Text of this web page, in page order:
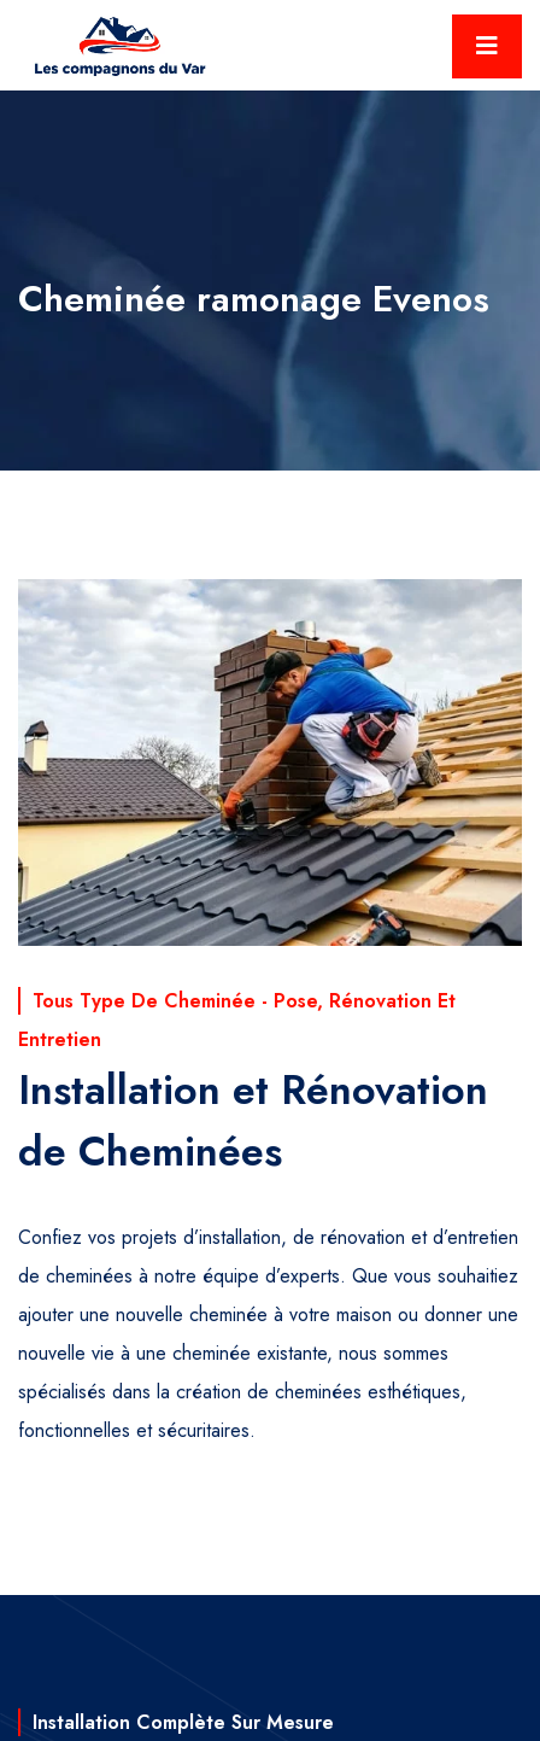
Cheminée ramonage Evenos
Tous Type De Cheminée - Pose, Rénovation Et
Entretien
Installation et Rénovation
de Cheminées
Confiez vos projets d’installation, de rénovation et d’entretien
de cheminées à notre équipe d’experts. Que vous souhaitiez
ajouter une nouvelle cheminée à votre maison ou donner une
nouvelle vie à une cheminée existante, nous sommes
spécialisés dans la création de cheminées esthétiques,
fonctionnelles et sécuritaires.
Installation Complète Sur Mesure